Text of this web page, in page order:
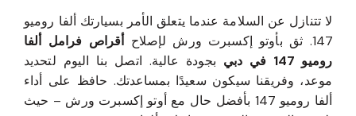
لا تتنازل عن السلامة عندما يتعلق الأمر بسيارتك ألفا روميو
147. ثق بأوتو إكسبرت ورش لإصلاح
أقراص فرامل ألفا
روميو 147 في دبي
بجودة عالية. اتصل بنا اليوم لتحديد
موعد، وفريقنا سيكون سعيدًا بمساعدتك. حافظ على أداء
ألفا روميو 147 بأفضل حال مع أوتو إكسبرت ورش – حيث